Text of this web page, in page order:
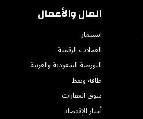
المال والأعمال
استثمار
العملات الرقمية
البورصة السعودية والعربية
طاقة ونفط
سوق العقارات
أخبار الإقتصاد